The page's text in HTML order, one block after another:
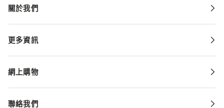
關於我們
更多資訊
網上購物
聯絡我們